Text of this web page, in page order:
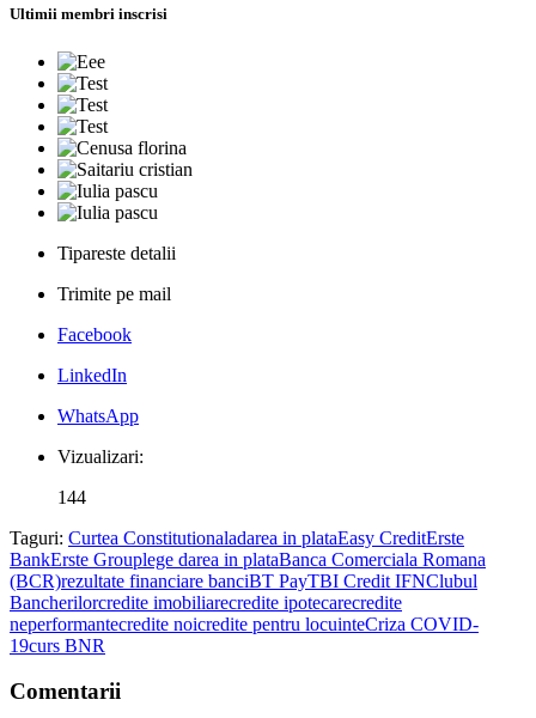
Ultimii membri inscrisi
Tipareste detalii
Trimite pe mail
Facebook
LinkedIn
WhatsApp
Vizualizari:
144
Taguri: Curtea Constitutionaladarea in plataEasy CreditErste
BankErste Grouplege darea in plataBanca Comerciala Romana
(BCR)rezultate financiare banciBT PayTBI Credit IFNClubul
Bancherilorcredite imobiliarecredite ipotecarecredite
neperformantecredite noicredite pentru locuinteCriza COVID-
19curs BNR
Comentarii